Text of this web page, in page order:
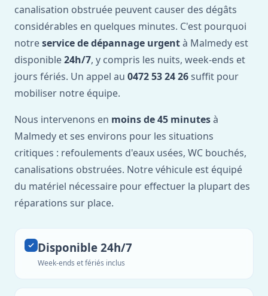
canalisation obstruée peuvent causer des dégâts
considérables en quelques minutes. C'est pourquoi
notreservice de dépannage urgentà Malmedy est
disponible24h/7, y compris les nuits, week-ends et
jours fériés. Un appel au 0472 53 24 26 suffit pour
mobiliser notre équipe.
Nous intervenons en moins de 45 minutesà
Malmedy et ses environs pour les situations
critiques : refoulements d'eaux usées, WC bouchés,
canalisations obstruées. Notre véhicule est équipé
du matériel nécessaire pour effectuer la plupart des
réparations sur place.
Disponible 24h/7
Week-ends et fériés inclus